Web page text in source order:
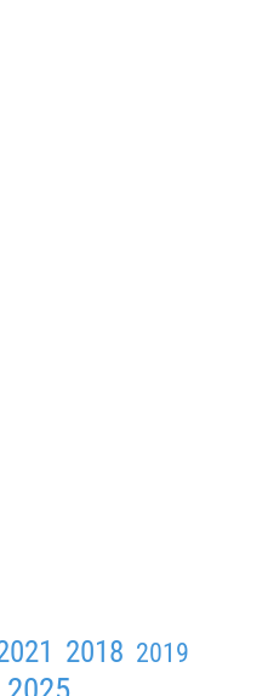
2018 2019